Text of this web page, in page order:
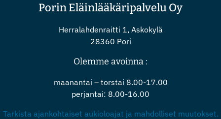
Porin Eläinlääkäripalvelu Oy
Herralahdenraitti 1, Askokylä
28360 Pori
Olemme avoinna :
maanantai – torstai 8.00-17.00
perjantai: 8.00-16.00
Tarkista ajankohtaiset aukioloajat ja mahdolliset muutokset.